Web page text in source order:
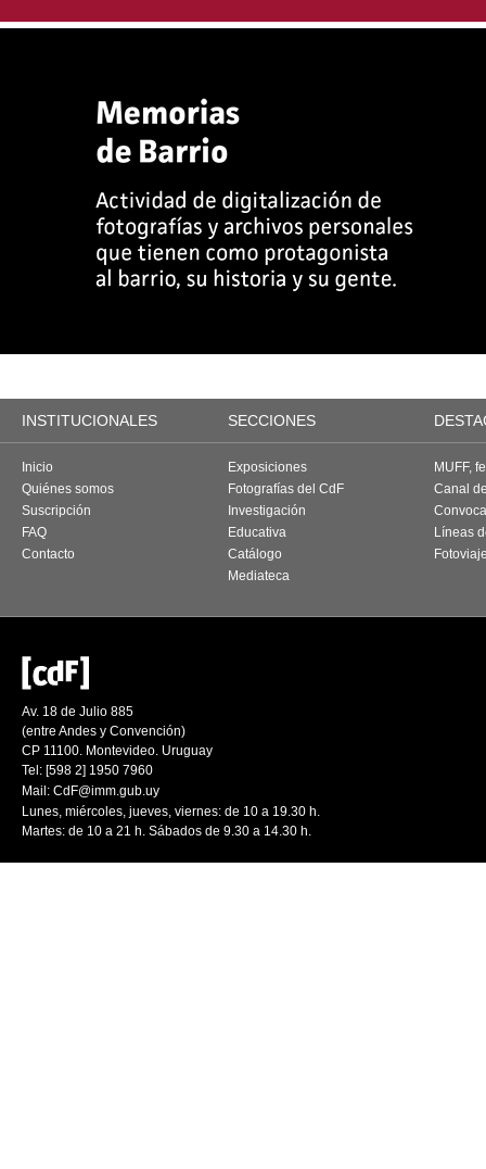
INSTITUCIONALES SECCIONES
Inicio
Quiénes somos
Suscripción
FAQ
Contacto
Exposiciones
Fotografías del CdF
Investigación
Educativa
Catálogo
Mediateca
MUFF,
Canal
Líneas
Av. 18 de Julio 885
(entre Andes y Convención)
CP 11100. Montevideo. Uruguay
Tel: [598 2] 1950 7960
Mail: CdF@imm.gub.uy
Lunes, miércoles, jueves, viernes: de 10 a 19.30 h.
Martes: de 10 a 21 h. Sábados de 9.30 a 14.30 h.